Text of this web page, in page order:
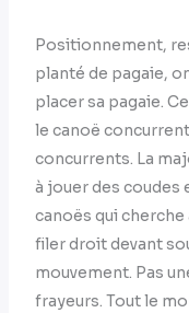
Positionnement,
planté de pagaie,
placer sa pagaie.
le canoë
concurrents. La
à jouer des coudes
canoës qui cherche
filer droit devant
mouvement. Pas
frayeurs. Tout le